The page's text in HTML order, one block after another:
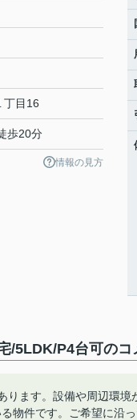
丁目16
歩20分
情報の見方
/5LDK/P4台可の
ります。設備や周辺環
物件です。ご希望に沿